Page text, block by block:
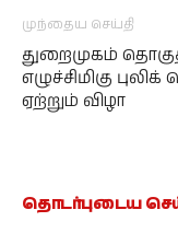
முந்தைய செய்தி
துறைமுகம்
எழுச்சிமிகு புலிக்
ஏற்றும் விழா
தொடர்புடைய